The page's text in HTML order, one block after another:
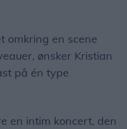
omkring en scene
ønsker Kristian
på én type
en intim koncert, den